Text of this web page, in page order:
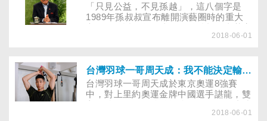
「只見公益，不見孫越」，這八個字是
1989年孫叔叔宣布離開演藝圈時的重大
宣導、捐血救人、推廣反毒、聯合勸募、
雖然他在5月初病逝返回天家，與好友陶
大偉一起唱「嘠嘠鳴啦啦」了，但他那低
沈厚實的嗓音，伴隨開朗的笑聲，將永遠
留在每個人心底深處。
2018-06-01
台灣羽球一哥周天成：我不能決定輸贏，但可以決定態度
台灣羽球一哥周天成於東京奧運8強賽
中，對上里約奧運金牌中國選手諶龍，雙
仍然追平個人的最佳紀錄，成為台灣首位
2018-06-01